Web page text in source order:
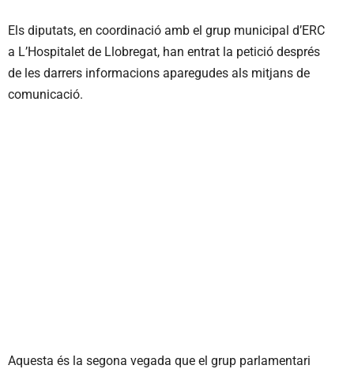
Els diputats, en coordinació amb el grup municipal d’ERC
a L’Hospitalet de Llobregat, han entrat la petició després
de les darrers informacions aparegudes als mitjans de
comunicació.
Aquesta és la segona vegada que el grup parlamentari